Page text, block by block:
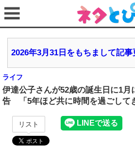
2026年3月31日をもちまして記
ライフ
伊達公子さんが52歳の誕生日に1月
告 「5年ほど共に時間を過ごして
リスト